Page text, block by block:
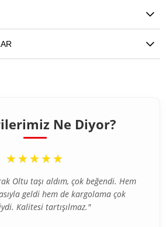
Ne Diyor?
“
★★★★★
Oltu taşı aldım, çok beğendi. Hem
geldi hem de kargolama çok
Kalitesi tartışılmaz."